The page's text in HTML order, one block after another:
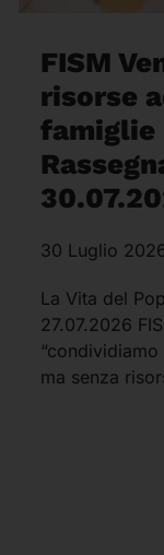
FISM
risorse
famiglie
30 Luglio
La Vita del
27.07.2026
ma senza